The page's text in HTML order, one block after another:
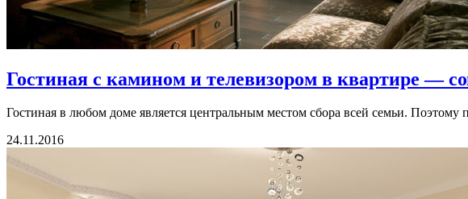
Гостиная с камином и телевизором в квартире —
Гостиная в любом доме является центральным местом сбора всей семьи.
24.11.2016